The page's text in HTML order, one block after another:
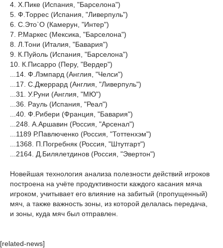
4. Х.Пике (Испания, "Барселона")
5. Ф.Торрес (Испания, "Ливерпуль")
6. С.Это`О (Камерун, "Интер")
7. Р.Маркес (Мексика, "Барселона")
8. Л.Тони (Италия, "Бавария")
9. К.Пуйоль (Испания, "Барселона")
10. К.Писарро (Перу, "Вердер")
...14. Ф.Лэмпард (Англия, "Челси")
...17. С.Джеррард (Англия, "Ливерпуль")
...31. У.Руни (Англия, "МЮ")
...36. Рауль (Испания, "Реал")
...40. Ф.Рибери (Франция, "Бавария")
...248. А.Аршавин (Россия, "Арсенал")
...1189 Р.Павлюченко (Россия, "Тоттенхэм")
...1368. П.Погребняк (Россия, "Штутгарт")
...2164. Д.Билялетдинов (Россия, "Эвертон")
Новейшая технология анализа полезности действий игроков
построена на учёте продуктивности каждого касания мяча
игроком, учитывает его влияние на забитый (пропущенный)
мяч, а также важность зоны, из которой делалась передача,
и зоны, куда мяч был отправлен.
[related-news]